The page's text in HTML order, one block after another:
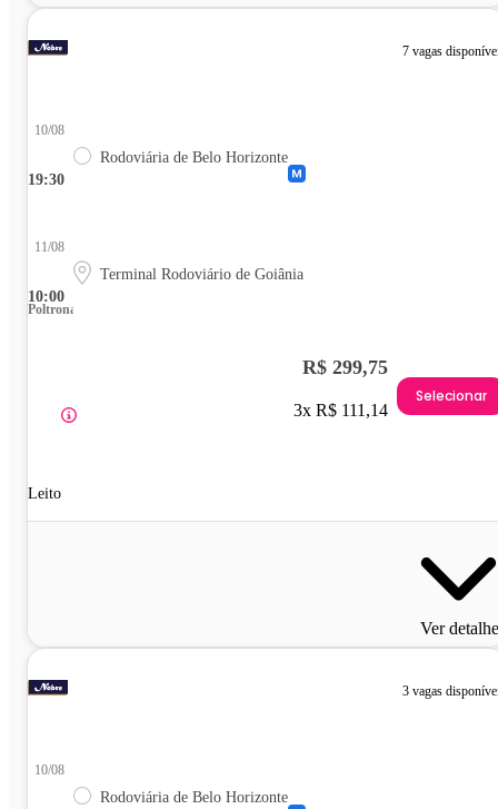
7 vagas
19:30
10/08
Rodoviária de Belo Horizonte
10:00
11/08
Terminal Rodoviário de Goiânia
Poltrona
Leito
R$ 299,75
3x R$ 111,14
Selecionar
Ver
3 vagas
10/08
Rodoviária de Belo Horizonte